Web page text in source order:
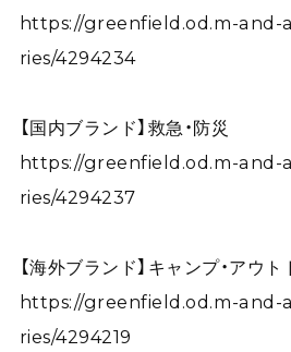
https://greenfield.od.m-and-
ries/4294234
【国内ブランド】救急・防災
https://greenfield.od.m-and-
ries/4294237
【海外ブランド】キャンプ・アウト
https://greenfield.od.m-and-
ries/4294219